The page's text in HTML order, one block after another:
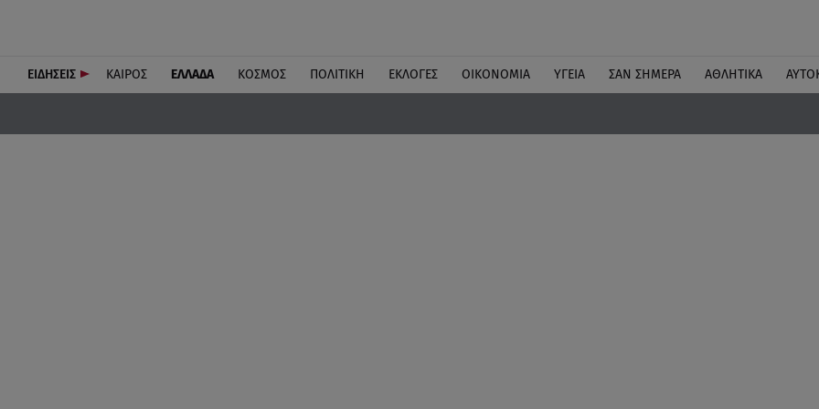
ΕΙΔΗΣΕΙΣ ΚΑΙΡΟΣ ΕΛΛΑΔΑ ΚΟΣΜΟΣ ΠΟΛΙΤΙΚΗ ΕΚΛΟΓΕΣ ΟΙΚΟΝΟΜΙΑ ΥΓΕΙΑ ΣΑΝ ΣΗΜΕΡΑ ΑΘΛΗΤΙΚΑ